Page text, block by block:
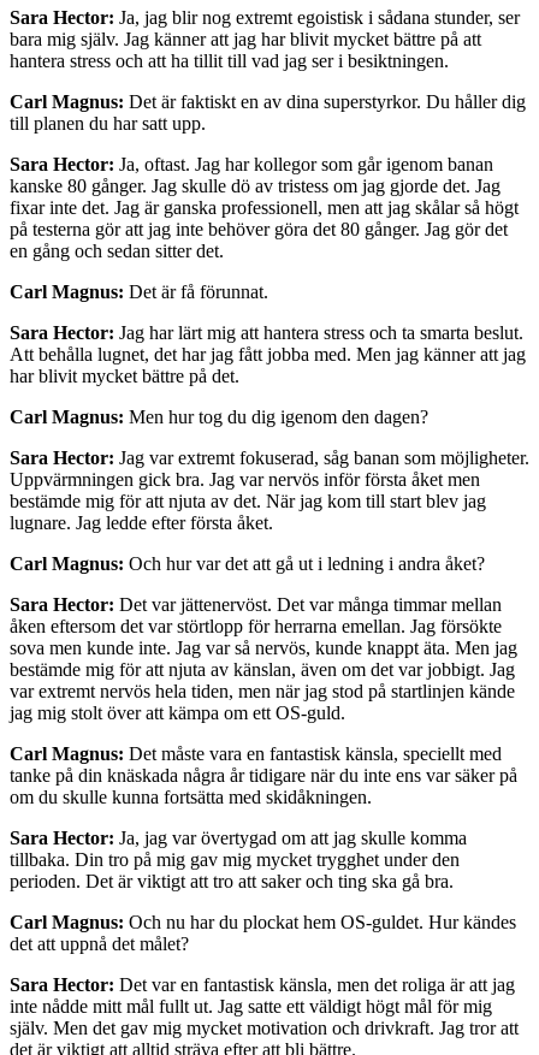
Sara Hector: Ja, jag blir nog extremt egoistisk i sådana stunder, ser
bara mig själv. Jag känner att jag har blivit mycket bättre på att
hantera stress och att ha tillit till vad jag ser i besiktningen.
Carl Magnus: Det är faktiskt en av dina superstyrkor. Du håller dig
till planen du har satt upp.
Sara Hector: Ja, oftast. Jag har kollegor som går igenom banan
kanske 80 gånger. Jag skulle dö av tristess om jag gjorde det. Jag
fixar inte det. Jag är ganska professionell, men att jag skålar så högt
på testerna gör att jag inte behöver göra det 80 gånger. Jag gör det
en gång och sedan sitter det.
Carl Magnus: Det är få förunnat.
Sara Hector: Jag har lärt mig att hantera stress och ta smarta beslut.
Att behålla lugnet, det har jag fått jobba med. Men jag känner att jag
har blivit mycket bättre på det.
Carl Magnus: Men hur tog du dig igenom den dagen?
Sara Hector: Jag var extremt fokuserad, såg banan som möjligheter.
Uppvärmningen gick bra. Jag var nervös inför första åket men
bestämde mig för att njuta av det. När jag kom till start blev jag
lugnare. Jag ledde efter första åket.
Carl Magnus: Och hur var det att gå ut i ledning i andra åket?
Sara Hector: Det var jättenervöst. Det var många timmar mellan
åken eftersom det var störtlopp för herrarna emellan. Jag försökte
sova men kunde inte. Jag var så nervös, kunde knappt äta. Men jag
bestämde mig för att njuta av känslan, även om det var jobbigt. Jag
var extremt nervös hela tiden, men när jag stod på startlinjen kände
jag mig stolt över att kämpa om ett OS-guld.
Carl Magnus: Det måste vara en fantastisk känsla, speciellt med
tanke på din knäskada några år tidigare när du inte ens var säker på
om du skulle kunna fortsätta med skidåkningen.
Sara Hector: Ja, jag var övertygad om att jag skulle komma
tillbaka. Din tro på mig gav mig mycket trygghet under den
perioden. Det är viktigt att tro att saker och ting ska gå bra.
Carl Magnus: Och nu har du plockat hem OS-guldet. Hur kändes
det att uppnå det målet?
Sara Hector: Det var en fantastisk känsla, men det roliga är att jag
inte nådde mitt mål fullt ut. Jag satte ett väldigt högt mål för mig
själv. Men det gav mig mycket motivation och drivkraft. Jag tror att
det är viktigt att alltid sträva efter att bli bättre.